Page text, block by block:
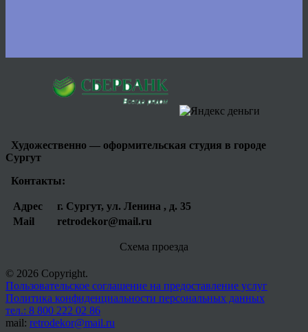
Художественно — оформительская студия в городе
Сургут
Контакты:
Адрес
г. Сургут, ул. Ленина , д. 35
Mail
retrodekor@mail.ru
Схема проезда
© 2026 Copyright.
Пользовательское соглашение на предоставление услуг
Политика конфиденциальности персональных данных
тел.: 8 800 222 02 86
mail: retrodekor@mail.ru